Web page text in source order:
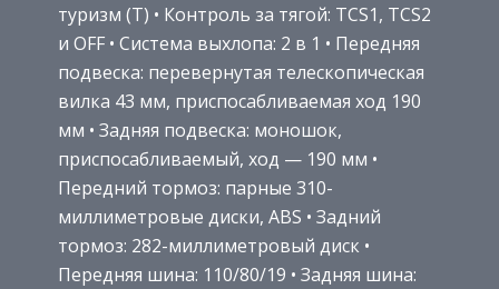
туризм (T) • Контроль за тягой: TCS1, TCS2
и OFF • Система выхлопа: 2 в 1 • Передняя
подвеска: перевернутая телескопическая
вилка 43 мм, приспосабливаемая ход 190
мм • Задняя подвеска: моношок,
приспосабливаемый, ход — 190 мм •
Передний тормоз: парные 310-
миллиметровые диски, ABS • Задний
тормоз: 282-миллиметровый диск •
Передняя шина: 110/80/19 • Задняя шина: